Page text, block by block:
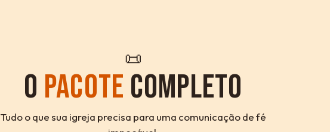
📜
O PACOTE COMPLETO
Tudo o que sua igreja precisa para uma comunicação de fé